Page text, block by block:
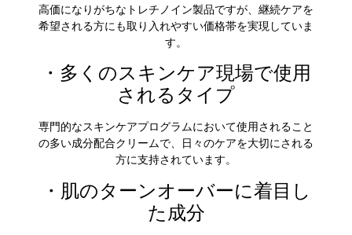
高価になりがちなトレチノイン製品ですが、継続ケアを
希望される方にも取り入れやすい価格帯を実現していま
す。
・多くのスキンケア現場で使用
されるタイプ
専門的なスキンケアプログラムにおいて使用されること
の多い成分配合クリームで、日々のケアを大切にされる
方に支持されています。
・肌のターンオーバーに着目し
た成分